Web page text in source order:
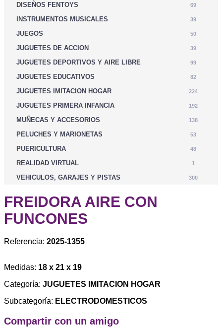
DISEÑOS FENTOYS 69
INSTRUMENTOS MUSICALES 39
JUEGOS 50
JUGUETES DE ACCION 39
JUGUETES DEPORTIVOS Y AIRE LIBRE 99
JUGUETES EDUCATIVOS 82
JUGUETES IMITACION HOGAR 224
JUGUETES PRIMERA INFANCIA 192
MUÑECAS Y ACCESORIOS 138
PELUCHES Y MARIONETAS 53
PUERICULTURA 48
REALIDAD VIRTUAL 1
VEHICULOS, GARAJES Y PISTAS 300
FREIDORA AIRE CON
FUNCONES
Referencia: 2025-1355
Medidas: 18 x 21 x 19
Categoría: JUGUETES IMITACION HOGAR
Subcategoría: ELECTRODOMESTICOS
Compartir con un amigo